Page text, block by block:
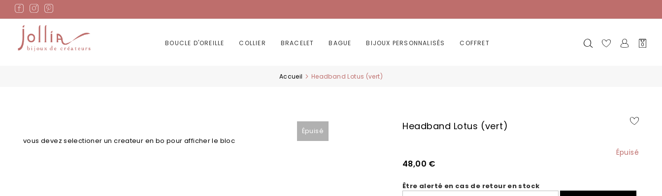
Allez
au
contenu
BOUCLE D'OREILLE COLLIER BRACELET BAGUE BIJOUX PERSONNALISÉS COFFRET
Mon
0
Accueil Headband Lotus (vert)
Headband Lotus (vert)
Épuisé
48,00 €
Être alerté en cas de retour en stock
Épuisé
the
the
vous devez selectioner un createur en bo pour afficher le bloc